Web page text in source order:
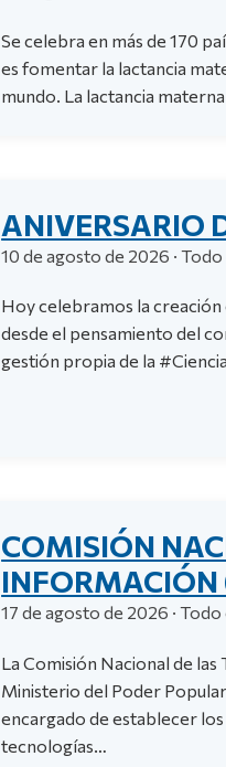
Se celebra en más de 170
es fomentar la lactancia
mundo. La lactancia materna
ANIVERSARIO
10 de agosto de 2026 · Todo
Hoy celebramos la
desde el pensamiento del
gestión propia de la
COMISIÓN
17 de agosto de 2026 · Todo
La Comisión Nacional de
Ministerio del Poder
encargado de establecer
tecnologías…